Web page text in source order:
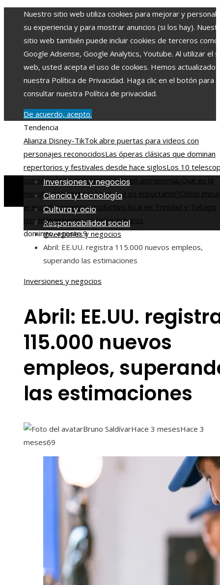
Nuestro sitio web utiliza cookies para mejorar y
su experiencia y para mostrar anuncios (si los hay).
sitio web también puede incluir cookies de terceros como
Google Adsense, Google Analytics, Youtube. Al utilizar el
web, usted acepta el uso de cookies. Hemos actualizado
nuestra Política de Privacidad. Haga clic en el botón para
consultar nuestra Política de privacidad.
De acuerdo, acepto.
Tendencia
Alianza Disney-TikTok abre puertas para videos con
personajes reconocidosLas óperas clásicas que dominan
repertorios y festivales desde hace siglosLos 10
con tecnología más innovadora en astronomía¿Qué es la
microbiota intestinal y por qué es importante?Cómo
el encadenamiento productivo local en Trinidad y Tobago
desde la industria de hidrocarburos
domingo, agosto 9
Inversiones y negocios
Ciencia y tecnología
Cultura y ocio
Responsabilidad social
Inicio
Inversiones y negocios
Abril: EE.UU. registra 115.000 nuevos empleos,
superando las estimaciones
Inversiones y negocios
Abril: EE.UU.
115.000 nuevos
empleos,
las estimaciones
Bruno SaldívarHace 3 mesesHace 3
meses69